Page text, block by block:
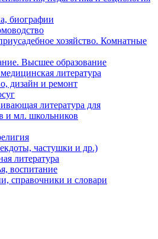
биографии
хозяйство. Комнатные
Высшее образование
литература
дизайн и ремонт
литература для
и мл. школьников
частушки и др.)
литература
воспитание
справочники и словари